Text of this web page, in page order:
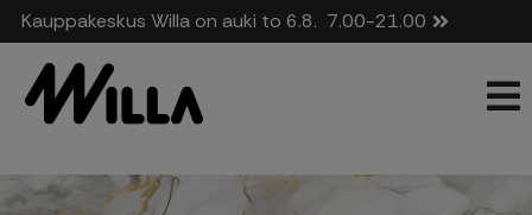
Kauppakeskus Willa on auki to 6.8. 7.00-21.00